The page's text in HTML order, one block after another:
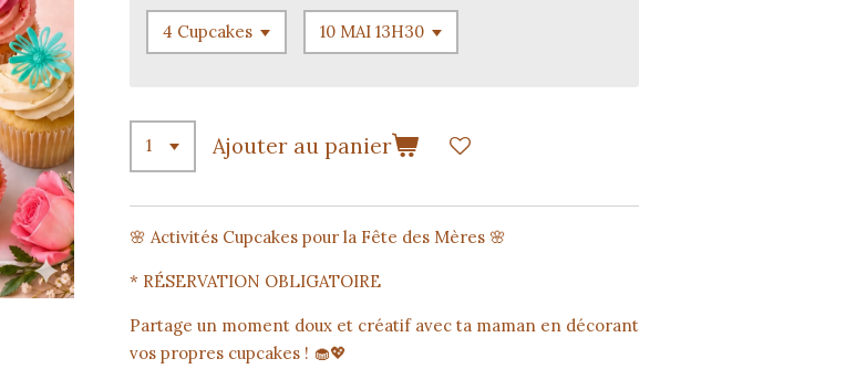
Ajouter au panier
🌸 Activités Cupcakes pour la Fête des Mères 🌸
* RÉSERVATION OBLIGATOIRE
Partage un moment doux et créatif avec ta maman en décorant
vos propres cupcakes ! 🧁💖